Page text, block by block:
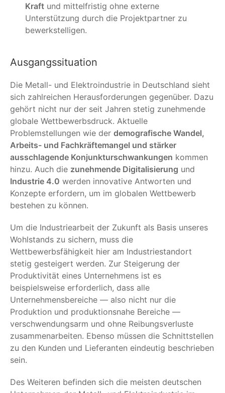
Kraft und mittelfristig ohne externe
Unterstützung durch die Projektpartner zu
bewerkstelligen.
Ausgangssituation
Die Metall- und Elektroindustrie in Deutschland sieht
sich zahlreichen Herausforderungen gegenüber. Dazu
gehört nicht nur der seit Jahren stetig zunehmende
globale Wettbewerbsdruck. Aktuelle
Problemstellungen wie der demografische Wandel,
Arbeits- und Fachkräftemangel und stärker
ausschlagende Konjunkturschwankungen kommen
hinzu. Auch die zunehmende Digitalisierung und
Industrie 4.0 werden innovative Antworten und
Konzepte erfordern, um im globalen Wettbewerb
bestehen zu können.
Um die Industriearbeit der Zukunft als Basis unseres
Wohlstands zu sichern, muss die
Wettbewerbsfähigkeit hier am Industriestandort
stetig gesteigert werden. Zur Steigerung der
Produktivität eines Unternehmens ist es
beispielsweise erforderlich, dass alle
Unternehmensbereiche — also nicht nur die
Produktion und produktionsnahe Bereiche —
verschwendungsarm und ohne Reibungsverluste
zusammenarbeiten. Ebenso müssen die Schnittstellen
zu den Kunden und Lieferanten eindeutig beschrieben
sein.
Des Weiteren befinden sich die meisten deutschen